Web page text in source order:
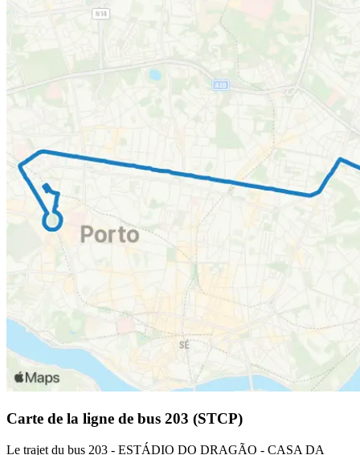
Carte de la ligne de bus 203 (STCP)
Le trajet du bus 203 - ESTÁDIO DO DRAGÃO - CASA DA